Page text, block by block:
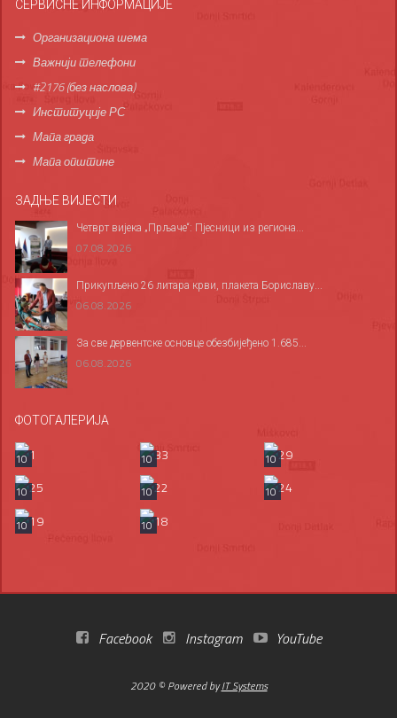
СЕРВИСНЕ ИНФОРМАЦИЈЕ
Организациона шема
Важнији телефони
#2176 (без наслова)
Институције РС
Мапа града
Мапа општине
ЗАДЊЕ ВИЈЕСТИ
Четврт вијека „Прљаче“: Пјесници из региона...
07.08.2026
Прикупљено 26 литара крви, плакета Бориславу...
06.08.2026
За све дервентске основце обезбијеђено 1.685...
06.08.2026
ФОТОГАЛЕРИЈА
10 10
10
10
10
10
10
10
Facebook Instagram YouTube
2020 © Powered byIT Systems